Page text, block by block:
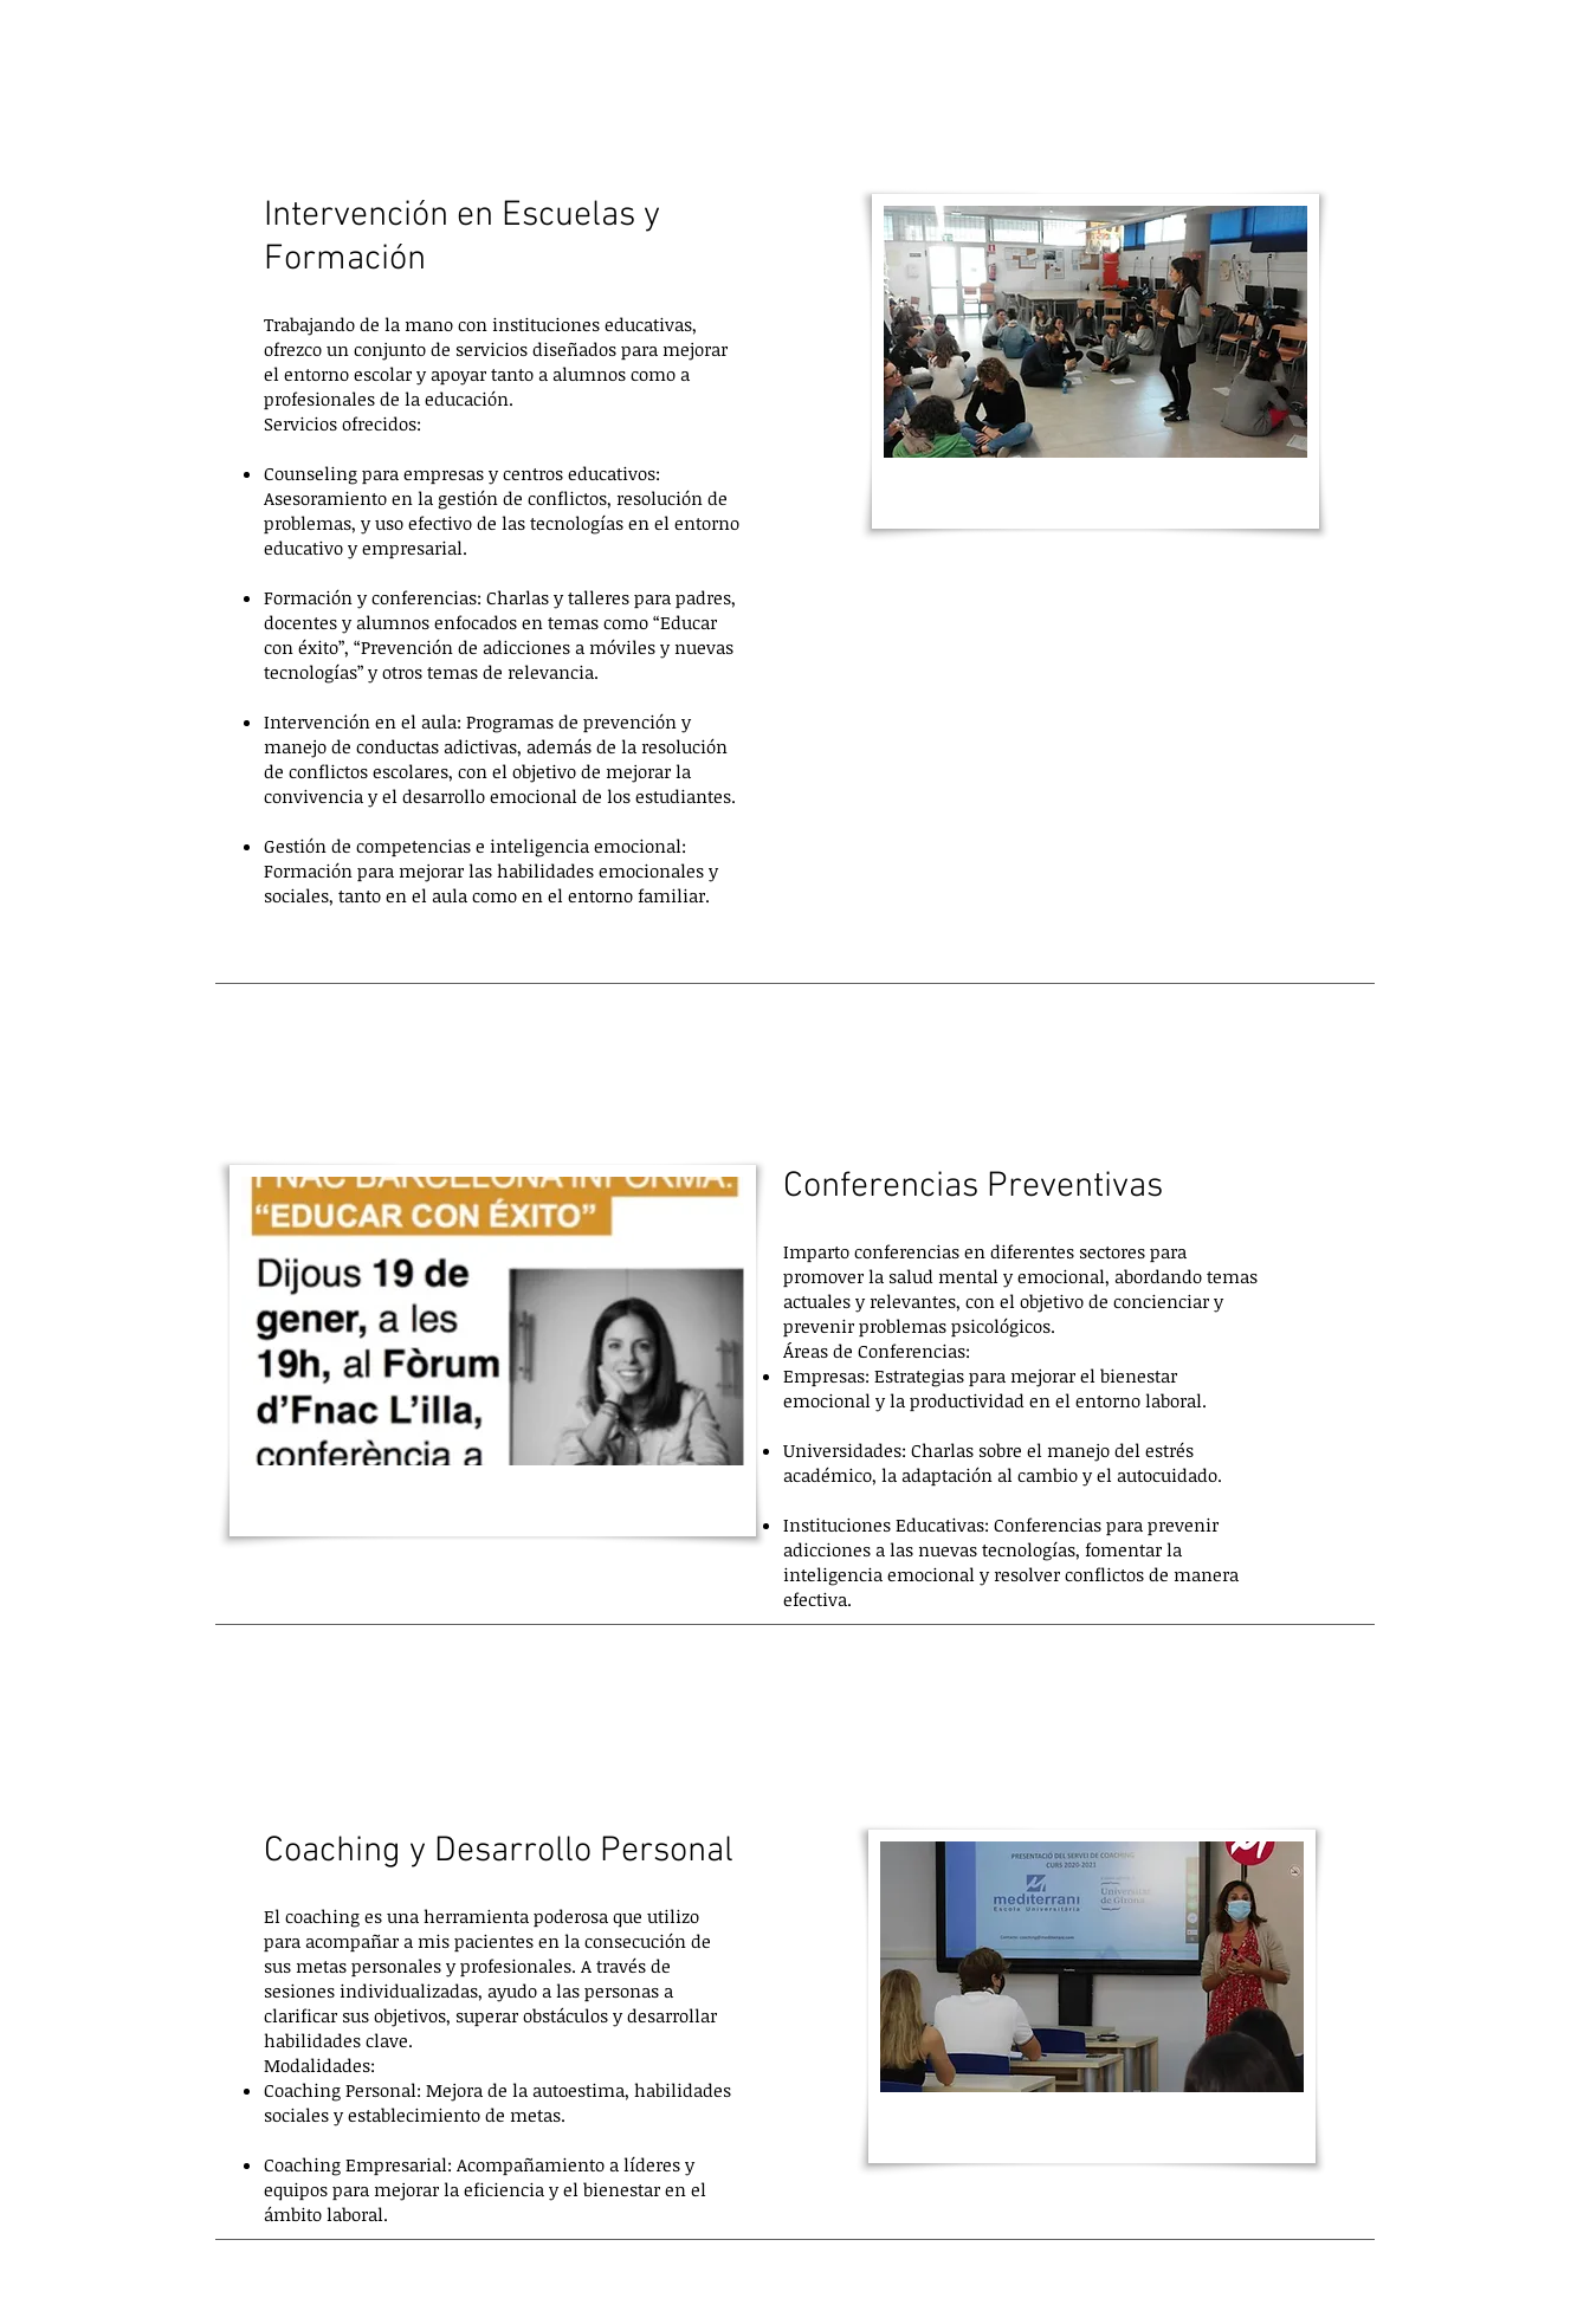
Intervención en Escuelas y
Formación
Trabajando de la mano con instituciones educativas,
ofrezco un conjunto de servicios diseñados para mejorar
el entorno escolar y apoyar tanto a alumnos como a
profesionales de la educación.
Servicios ofrecidos:
Counseling para empresas y centros educativos:
Asesoramiento en la gestión de conflictos, resolución de
problemas, y uso efectivo de las tecnologías en el entorno
educativo y empresarial.
Formación y conferencias: Charlas y talleres para padres,
docentes y alumnos enfocados en temas como “Educar
con éxito”, “Prevención de adicciones a móviles y nuevas
tecnologías” y otros temas de relevancia.
Intervención en el aula: Programas de prevención y
manejo de conductas adictivas, además de la resolución
de conflictos escolares, con el objetivo de mejorar la
convivencia y el desarrollo emocional de los estudiantes.
Gestión de competencias e inteligencia emocional:
Formación para mejorar las habilidades emocionales y
sociales, tanto en el aula como en el entorno familiar.
Conferencias Preventivas
Imparto conferencias en diferentes sectores para
promover la salud mental y emocional, abordando temas
actuales y relevantes, con el objetivo de concienciar y
prevenir problemas psicológicos.
Áreas de Conferencias:
Empresas: Estrategias para mejorar el bienestar
emocional y la productividad en el entorno laboral.
Universidades: Charlas sobre el manejo del estrés
académico, la adaptación al cambio y el autocuidado.
Instituciones Educativas: Conferencias para prevenir
adicciones a las nuevas tecnologías, fomentar la
inteligencia emocional y resolver conflictos de manera
efectiva.
Coaching y Desarrollo Personal
El coaching es una herramienta poderosa que utilizo
para acompañar a mis pacientes en la consecución de
sus metas personales y profesionales. A través de
sesiones individualizadas, ayudo a las personas a
clarificar sus objetivos, superar obstáculos y desarrollar
habilidades clave.
Modalidades:
Coaching Personal: Mejora de la autoestima, habilidades
sociales y establecimiento de metas.
Coaching Empresarial: Acompañamiento a líderes y
equipos para mejorar la eficiencia y el bienestar en el
ámbito laboral.